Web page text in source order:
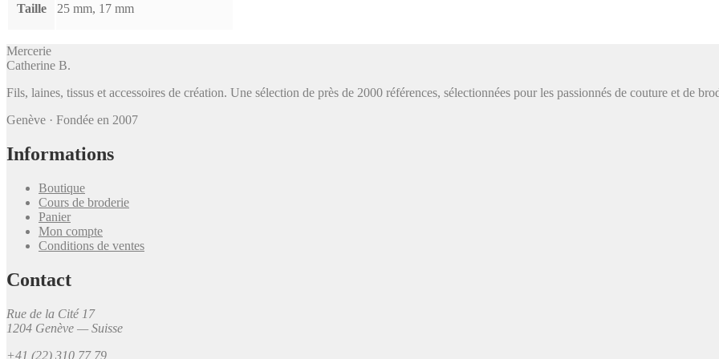
Taille 25 mm, 17 mm
Mercerie
Catherine B.
Fils, laines, tissus et accessoires de création. Une sélection de près de 2000 références, sélectionnées pour les passionnés de couture et de
Genève · Fondée en 2007
Informations
Boutique
Cours de broderie
Panier
Mon compte
Conditions de ventes
Contact
Rue de la Cité 17
1204 Genève — Suisse
+41 (22) 310 77 79